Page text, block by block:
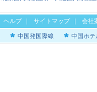
ヘルプ| サイトマップ| 会社
中国発国際線 中国ホテ